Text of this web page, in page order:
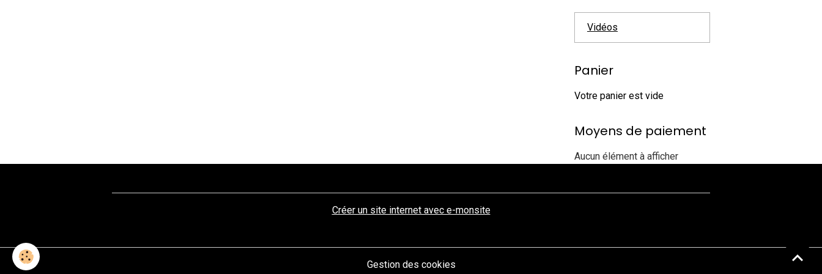
Vidéos
Panier
Votre panier est vide
Moyens de paiement
Aucun élément à afficher
Créer un site internet avec e-monsite
Gestion des cookies